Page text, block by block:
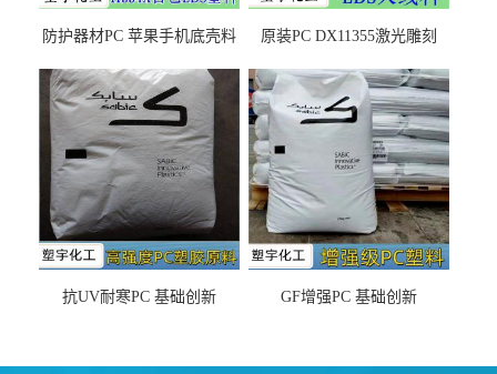
防护器材PC 苹果手机底壳料
之忧
原装PC DX11355激光雕刻
抗UV耐寒PC 基础创新
GF增强PC 基础创新